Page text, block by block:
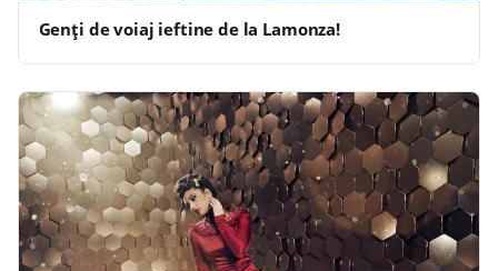
Genţi de voiaj ieftine de la Lamonza!